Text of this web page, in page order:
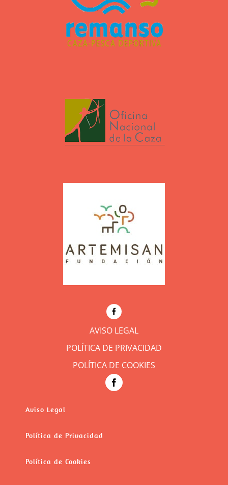
AVISO LEGAL
POLÍTICA DE PRIVACIDAD
POLÍTICA DE COOKIES
Aviso Legal
Política de Privacidad
Política de Cookies